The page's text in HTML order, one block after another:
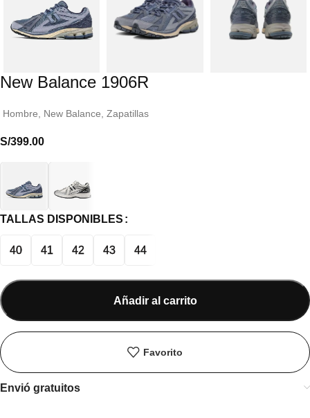
New Balance 1906R
Hombre New Balance Zapatillas
S/399.00
TALLAS DISPONIBLES
40 41 42 43 44
Añadir al carrito
Favorito
Envió gratuitos